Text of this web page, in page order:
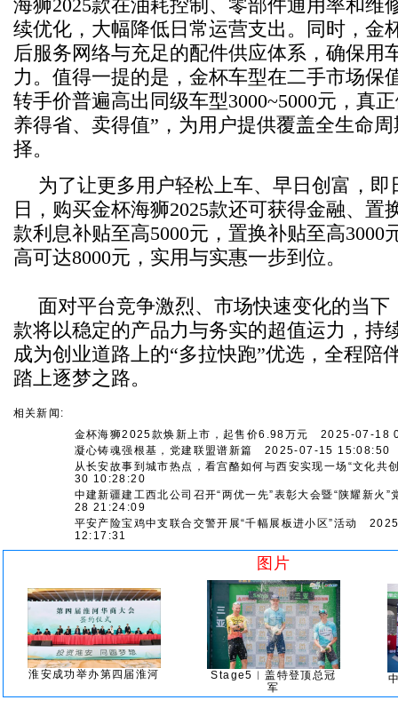
海狮2025款在油耗控制、零部件通用率和维
续优化，大幅降低日常运营支出。同时，金
后服务网络与充足的配件供应体系，确保用
力。值得一提的是，金杯车型在二手市场保
转手价普遍高出同级车型3000~5000元，真
养得省、卖得值”，为用户提供覆盖全生命
择。
为了让更多用户轻松上车、早日创富，即
日，购买金杯海狮2025款还可获得金融、置
款利息补贴至高5000元，置换补贴至高3000
高可达8000元，实用与实惠一步到位。
面对平台竞争激烈、市场快速变化的当下
款将以稳定的产品力与务实的超值运力，持
成为创业道路上的“多拉快跑”优选，全程陪
踏上逐梦之路。
相关新闻:
金杯海狮2025款焕新上市，起售价6.98万元
2025-07-18
凝心铸魂强根基，党建联盟谱新篇
2025-07-15 15:08:50
从长安故事到城市热点，看宫酪如何与西安实现一场“文化共
30 10:28:20
中建新疆建工西北公司召开“两优一先”表彰大会暨“陕耀新火”
28 21:24:09
平安产险宝鸡中支联合交警开展“千幅展板进小区”活动
12:17:31
图片
淮安成功举办第四届淮河
Stage5︱盖特登顶总冠
军